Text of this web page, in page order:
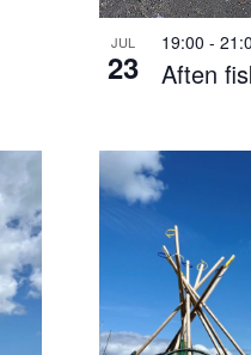
JUL
23 Aften
19:00 -